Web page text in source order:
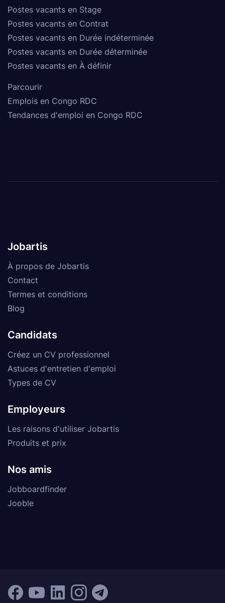
Postes vacants en Stage
Postes vacants en Contrat
Postes vacants en Durée indéterminée
Postes vacants en Durée déterminée
Postes vacants en À définir
Parcourir
Emplois en Congo RDC
Tendances d'emploi en Congo RDC
Jobartis
À propos de Jobartis
Contact
Termes et conditions
Blog
Candidats
Créez un CV professionnel
Astuces d'entretien d'emploi
Types de CV
Employeurs
Les raisons d'utiliser Jobartis
Produits et prix
Nos amis
Jobboardfinder
Jooble